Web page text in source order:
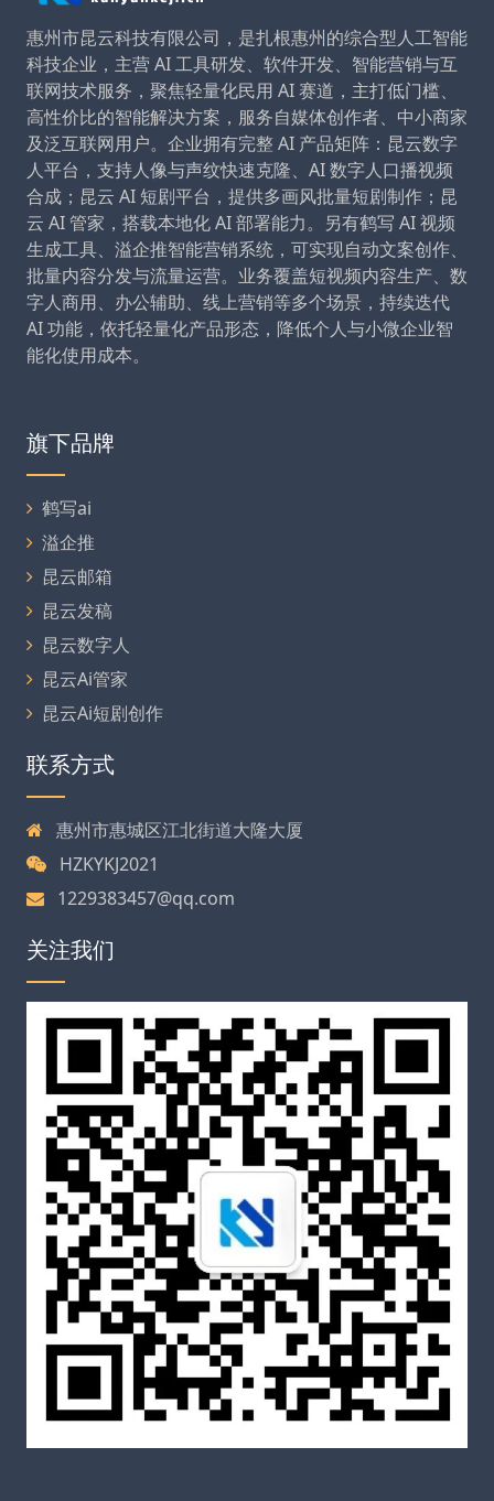
惠州市昆云科技有限公司，是扎根惠州的综合型人工智能
科技企业，主营 AI 工具研发、软件开发、智能营销与互
联网技术服务，聚焦轻量化民用 AI 赛道，主打低门槛、
高性价比的智能解决方案，服务自媒体创作者、中小商家
及泛互联网用户。企业拥有完整 AI 产品矩阵：昆云数字
人平台，支持人像与声纹快速克隆、AI 数字人口播视频
合成；昆云 AI 短剧平台，提供多画风批量短剧制作；昆
云 AI 管家，搭载本地化 AI 部署能力。另有鹤写 AI 视频
生成工具、溢企推智能营销系统，可实现自动文案创作、
批量内容分发与流量运营。业务覆盖短视频内容生产、数
字人商用、办公辅助、线上营销等多个场景，持续迭代
AI 功能，依托轻量化产品形态，降低个人与小微企业智
能化使用成本。
旗下品牌
鹤写ai
溢企推
昆云邮箱
昆云发稿
昆云数字人
昆云Ai管家
昆云Ai短剧创作
联系方式
惠州市惠城区江北街道大隆大厦
HZKYKJ2021
1229383457@qq.com
关注我们